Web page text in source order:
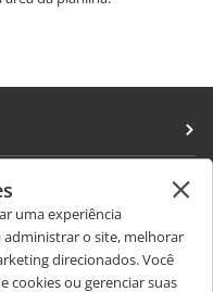
uma experiência
administrar o site, melhorar
direcionados. Você
cookies ou gerenciar suas